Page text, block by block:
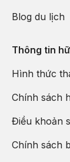
Blog du lịch
Thông tin
Hình thức
Chính sách
Điều khoản
Chính sách